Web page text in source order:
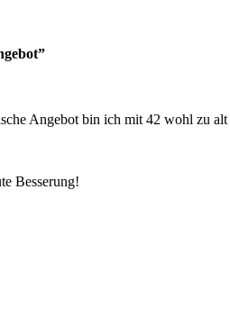
Angebot bin ich mit 42 wohl zu
Besserung!